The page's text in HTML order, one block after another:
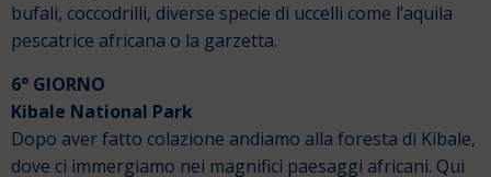
bufali, coccodrilli, diverse specie di uccelli come l’aquila
pescatrice africana o la garzetta.
6° GIORNO
Kibale National Park
Dopo aver fatto colazione andiamo alla foresta di Kibale,
dove ci immergiamo nei magnifici paesaggi africani. Qui